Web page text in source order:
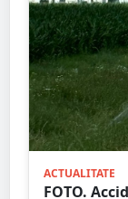
ACTUALITATE
FOTO.